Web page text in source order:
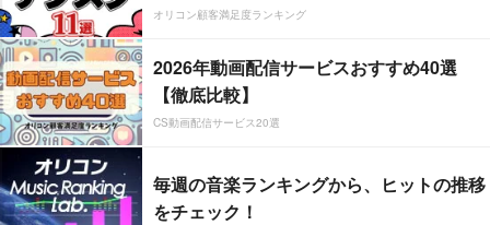
オリコン顧客満足度ランキング
2026年動画配信サービスおすすめ40選
【徹底比較】
CS動画配信サービス20選
毎週の音楽ランキングから、ヒットの推移
をチェック！